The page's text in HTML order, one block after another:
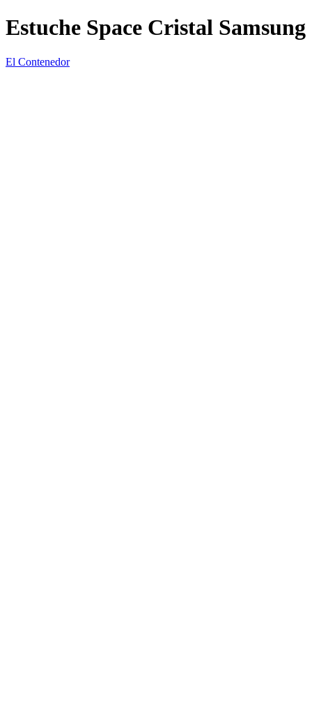
Estuche Space Cristal
El Contenedor